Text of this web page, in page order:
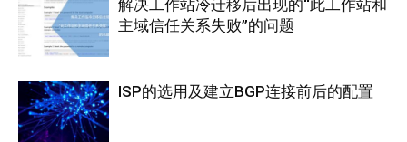
解决工作站冷迁移后出现的“此工作站和
主域信任关系失败”的问题
ISP的选用及建立BGP连接前后的配置